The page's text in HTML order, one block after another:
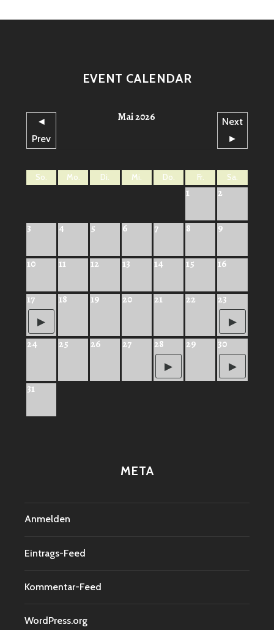
EVENT CALENDAR
◄
Prev
Mai 2026
Next
►
So. Mo. Di. Mi. Do. Fr. Sa.
1 2
3 4 5 6 7 8 9
10 11 12 13 14 15 16
17 18 19 20 21 22 23
24 25 26 27 28 29 30
31
META
Anmelden
Eintrags-Feed
Kommentar-Feed
WordPress.org